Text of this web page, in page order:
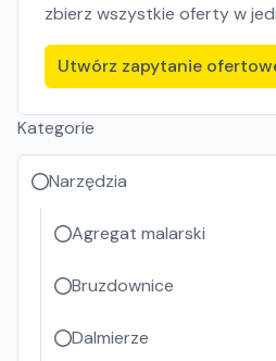
zbierz wszystkie oferty w
Utwórz zapytanie
Kategorie
Narzędzia
Agregat malarski
Bruzdownice
Dalmierze